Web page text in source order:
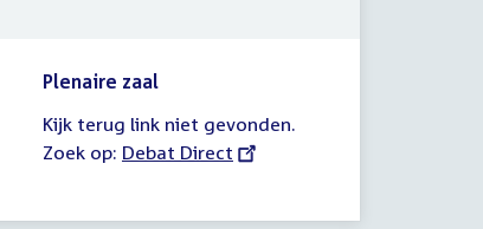
Plenaire zaal
Kijk terug link niet gevonden.
Zoek op: External
Debat Direct